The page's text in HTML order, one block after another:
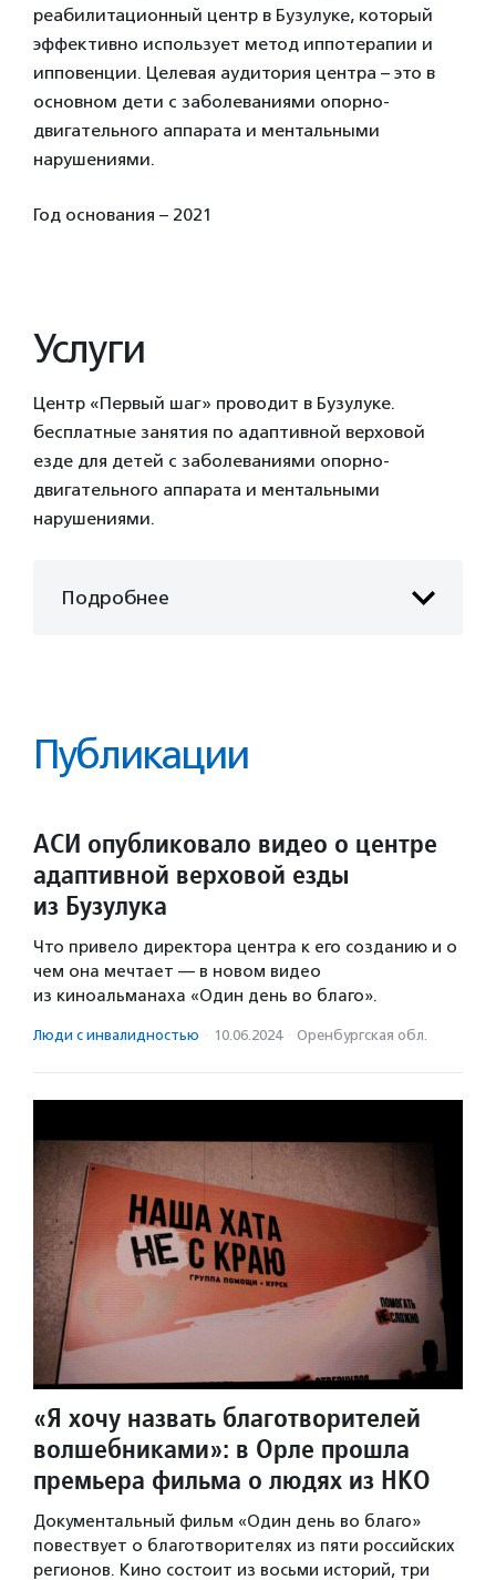
реабилитационный центр в Бузулуке, который
эффективно использует метод иппотерапии и
ипповенции. Целевая аудитория центра – это в
основном дети c заболеваниями опорно-
двигательного аппарата и ментальными
нарушениями.
Год основания – 2021
Услуги
Центр «Первый шаг» проводит в Бузулуке.
бесплатные занятия по адаптивной верховой
езде для детей с заболеваниями опорно-
двигательного аппарата и ментальными
нарушениями.
Подробнее
Публикации
АСИ опубликовало видео о центре
адаптивной верховой езды
из Бузулука
Что привело директора центра к его созданию и о
чем она мечтает — в новом видео
из киноальманаха «Один день во благо».
Люди с инвалидностью · 10.06.2024 · Оренбургская обл.
«Я хочу назвать благотворителей
волшебниками»: в Орле прошла
премьера фильма о людях из НКО
Документальный фильм «Один день во благо»
повествует о благотворителях из пяти российских
регионов. Кино состоит из восьми историй, три